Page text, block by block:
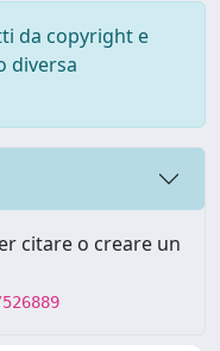
da copyright e
diversa
citare o creare un